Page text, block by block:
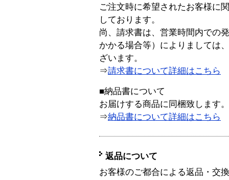
ご注文時に希望されたお客様に
しております。
尚、請求書は、営業時間内での
かかる場合等）によりましては
ざいます。
⇒請求書について詳細はこちら
■納品書について
お届けする商品に同梱致します。
⇒納品書について詳細はこちら
返品について
お客様のご都合による返品・交